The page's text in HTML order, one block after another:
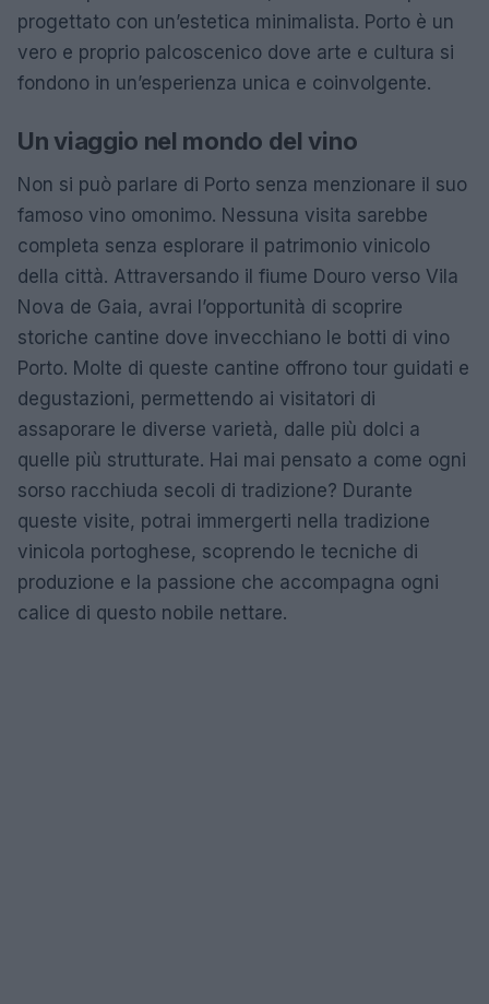
progettato con un’estetica minimalista. Porto è un
vero e proprio palcoscenico dove arte e cultura si
fondono in un’esperienza unica e coinvolgente.
Un viaggio nel mondo del vino
Non si può parlare di Porto senza menzionare il suo
famoso vino omonimo. Nessuna visita sarebbe
completa senza esplorare il patrimonio vinicolo
della città. Attraversando il fiume Douro verso Vila
Nova de Gaia, avrai l’opportunità di scoprire
storiche cantine dove invecchiano le botti di vino
Porto. Molte di queste cantine offrono tour guidati e
degustazioni, permettendo ai visitatori di
assaporare le diverse varietà, dalle più dolci a
quelle più strutturate. Hai mai pensato a come ogni
sorso racchiuda secoli di tradizione? Durante
queste visite, potrai immergerti nella tradizione
vinicola portoghese, scoprendo le tecniche di
produzione e la passione che accompagna ogni
calice di questo nobile nettare.